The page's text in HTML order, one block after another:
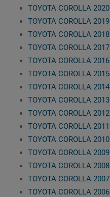
TOYOTA COROLLA 2020
TOYOTA COROLLA 2019
TOYOTA COROLLA 2018
TOYOTA COROLLA 2017
TOYOTA COROLLA 2016
TOYOTA COROLLA 2015
TOYOTA COROLLA 2014
TOYOTA COROLLA 2013
TOYOTA COROLLA 2012
TOYOTA COROLLA 2011
TOYOTA COROLLA 2010
TOYOTA COROLLA 2009
TOYOTA COROLLA 2008
TOYOTA COROLLA 2007
TOYOTA COROLLA 2006